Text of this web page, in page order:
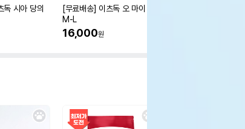
독 시아 당의
[무료배송] 이츠독 오 마이 갓
M-L
16,000원